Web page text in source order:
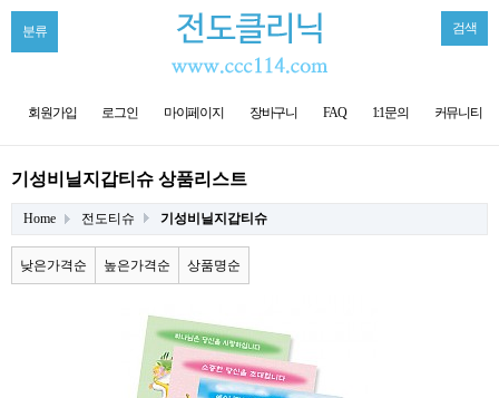
분류 검색
회원가입 로그인 마이페이지 장바구니 FAQ 1:1문의 커뮤니티
기성비닐지갑티슈 상품리스트
Home 전도티슈 기성비닐지갑티슈
낮은가격순 높은가격순 상품명순